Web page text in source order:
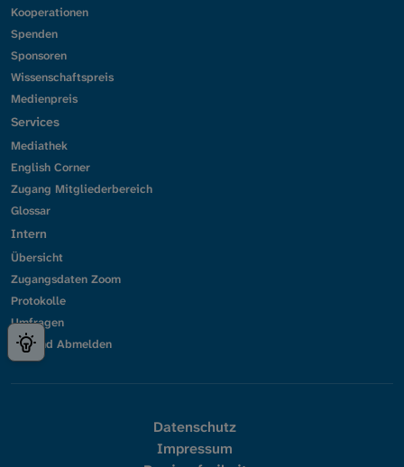
Kooperationen
Spenden
Sponsoren
Wissenschaftspreis
Medienpreis
Services
Mediathek
English Corner
Zugang Mitgliederbereich
Glossar
Intern
Übersicht
Zugangsdaten Zoom
Protokolle
Umfragen
An- und Abmelden
Datenschutz
Impressum